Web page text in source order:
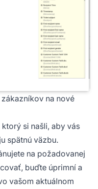
na nové
ktorý si našli, aby vás
spätnú väzbu.
na požadovanej
buďte úprimní a
vašom aktuálnom